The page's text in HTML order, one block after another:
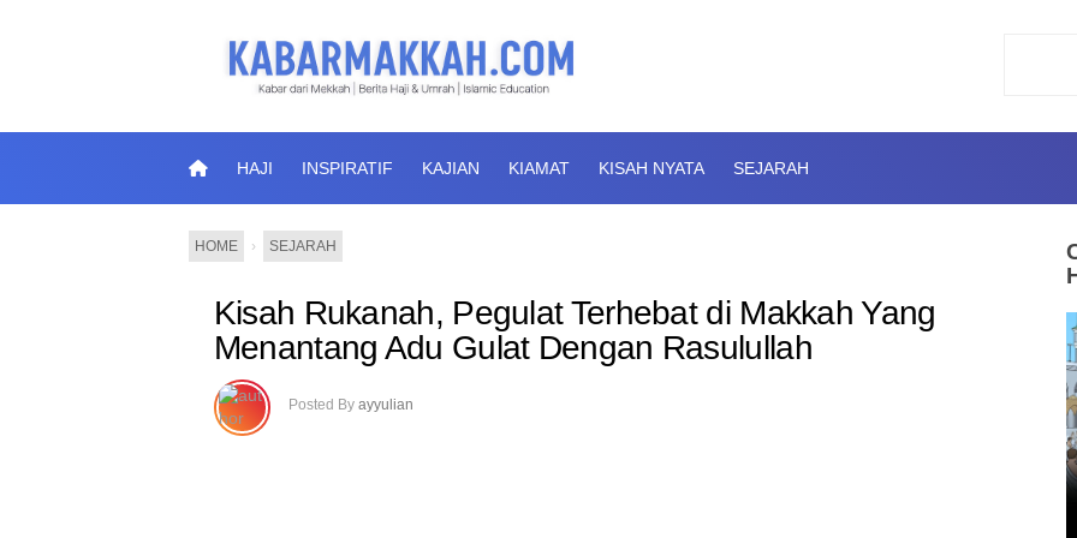
HAJI INSPIRATIF KAJIAN KIAMAT KISAH NYATA SEJARAH
HOME › SEJARAH
Kisah Rukanah, Pegulat Terhebat di Makkah Yang
Menantang Adu Gulat Dengan Rasulullah
Posted By ayyulian